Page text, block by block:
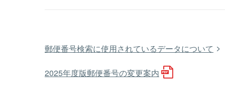
郵便番号検索に使用されているデータについて
2025年度版郵便番号の変更案内